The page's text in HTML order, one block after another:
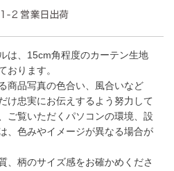
は、15cm角程度のカーテン生地
おります。
商品写真の色合い、風合いなど
け忠実にお伝えするよう努力して
ご覧いただくパソコンの環境、設
、色みやイメージが異なる場合が
、柄のサイズ感をお確かめくださ